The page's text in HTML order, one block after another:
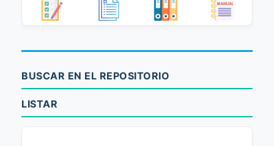
BUSCAR EN EL REPOSITORIO
LISTAR